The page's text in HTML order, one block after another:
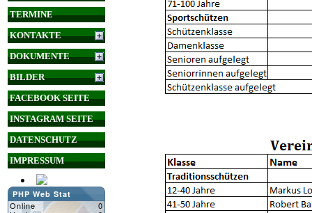
TERMINE
KONTAKTE
DOKUMENTE
BILDER
FACEBOOK SEITE
INSTAGRAM SEITE
DATENSCHUTZ
IMPRESSUM